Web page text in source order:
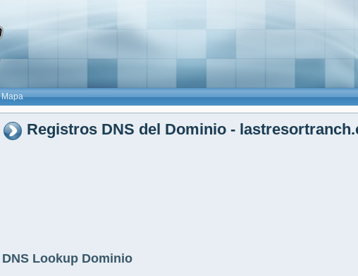
Mapa
Registros DNS del Dominio -
DNS Lookup Dominio